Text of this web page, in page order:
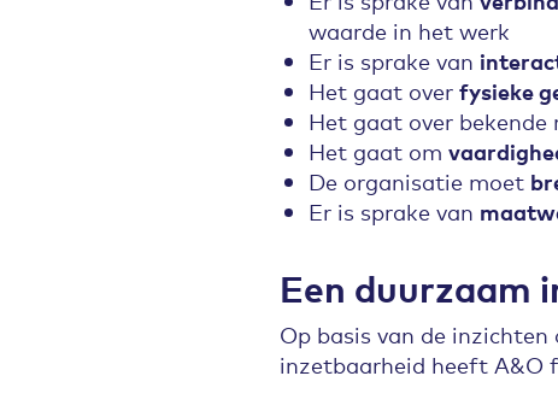
waarde in het werk
Er is sprake van
Het gaat over fysieke
Het gaat over bekende
Het gaat om
De organisatie moet
Er is sprake van
Een duurzaam
Op basis van de
inzetbaarheid heeft A&O